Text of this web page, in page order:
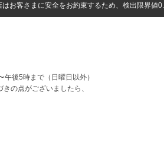
はお客さまに安全をお約束するため、検出限界値
後5時まで（日曜日以外）
の点がございましたら、